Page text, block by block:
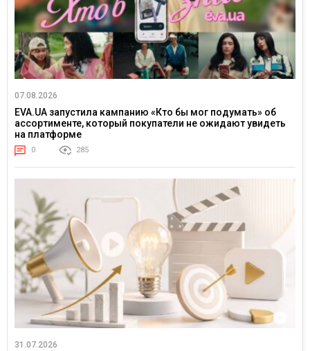
07.08.2026
EVA.UA запустила кампанию «Кто бы мог подумать» об
ассортименте, который покупатели не ожидают увидеть
на платформе
0 285
31.07.2026